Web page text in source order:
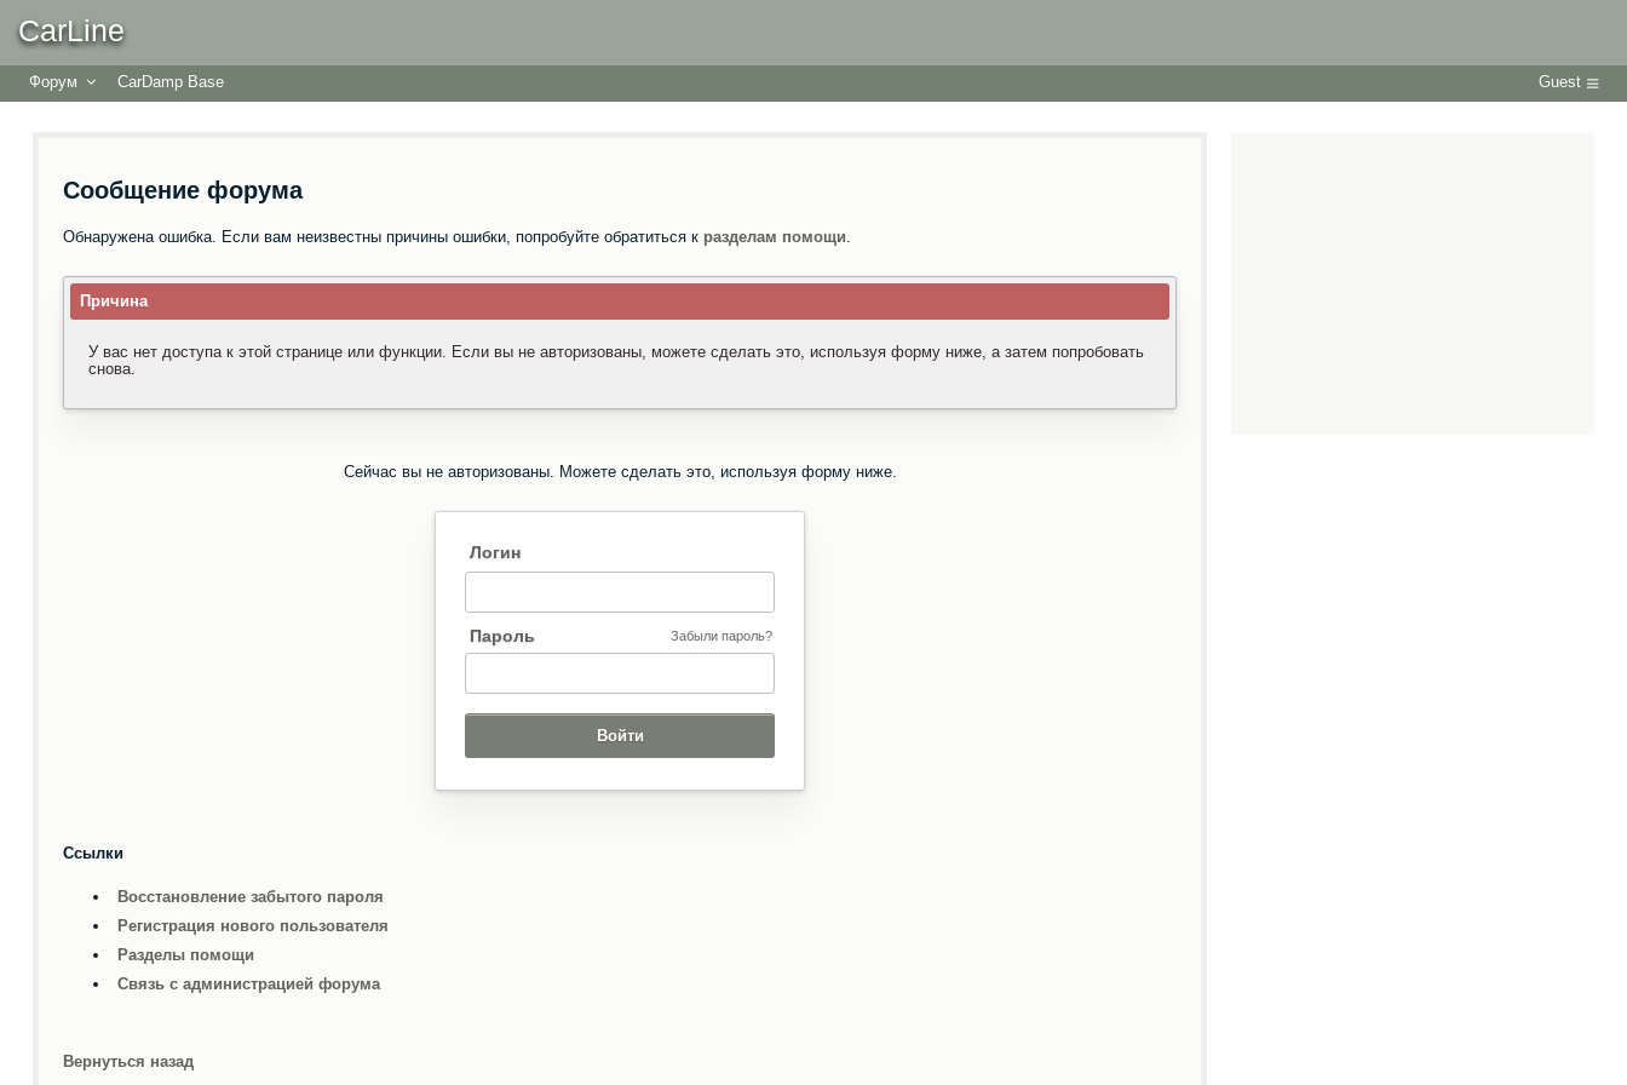
CarLine
Форум CarDamp Base Guest
Сообщение форума
Обнаружена ошибка. Если вам неизвестны причины ошибки, попробуйте обратиться к разделам помощи.
Причина
У вас нет доступа к этой странице или функции. Если вы не авторизованы, можете сделать это, используя форму ниже, а затем попробовать
снова.
Сейчас вы не авторизованы. Можете сделать это, используя форму ниже.
Логин
Пароль Забыли пароль?
Ссылки
Восстановление забытого пароля
Регистрация нового пользователя
Разделы помощи
Связь с администрацией форума
Вернуться назад